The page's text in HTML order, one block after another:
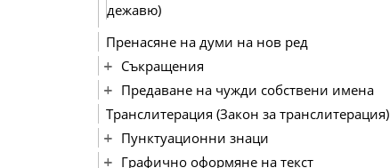
дежавю)
Пренасяне на думи на нов ред
Съкращения
Предаване на чужди собствени имена
Транслитерация (Закон за транслитерация)
Пунктуационни знаци
Графично оформяне на текст